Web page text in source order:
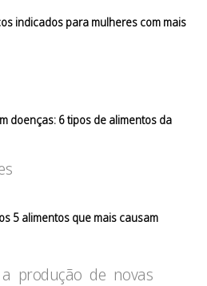
indicados para mulheres com mais
doenças: 6 tipos de alimentos da
5 alimentos que mais causam
produção de novas